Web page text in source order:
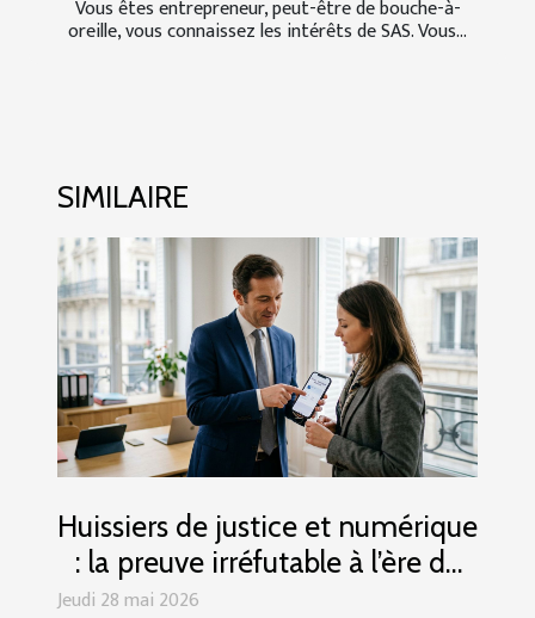
Vous êtes entrepreneur, peut-être de bouche-à-
oreille, vous connaissez les intérêts de SAS. Vous...
SIMILAIRE
Huissiers de justice et numérique
: la preuve irréfutable à l’ère du
smartphone
Jeudi 28 mai 2026